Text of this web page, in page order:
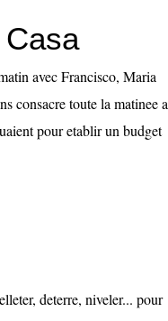
avec Francisco, Maria
consacre toute la matinee a
pour etablir un budget
deterre, niveler... pour